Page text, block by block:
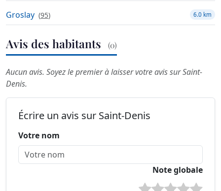
Groslay (95) 6.0 km
Avis des habitants (0)
Aucun avis. Soyez le premier à laisser votre avis sur Saint-
Denis.
Écrire un avis sur Saint-Denis
Votre nom
Note globale